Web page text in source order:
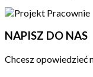
NAPISZ DO NAS
Chcesz opowiedzieć